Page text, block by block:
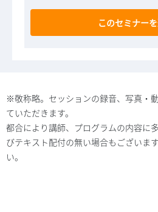
このセミナー
※敬称略。セッションの録音、写真・
ていただきます。
都合により講師、プログラムの内容に
びテキスト配付の無い場合もございま
い。